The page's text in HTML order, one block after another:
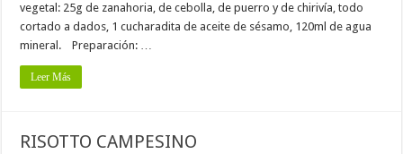
vegetal: 25g de zanahoria, de cebolla, de puerro y de chirivía, todo
cortado a dados, 1 cucharadita de aceite de sésamo, 120ml de agua
mineral. Preparación: …
Leer Más
RISOTTO CAMPESINO